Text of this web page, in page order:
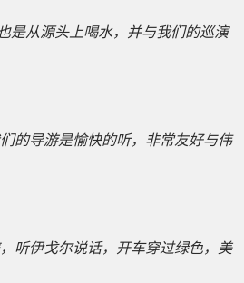
是从源头上喝水，并与我们的巡演
的导游是愉快的听，非常友好与伟
听伊戈尔说话，开车穿过绿色，美